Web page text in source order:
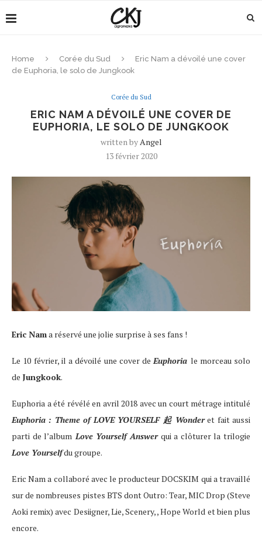
Home Corée du Sud
Eric Nam a dévoilé une cover
de Euphoria, le solo de Jungkook
Corée du Sud
ERIC NAM A DÉVOILÉ UNE COVER DE
EUPHORIA, LE SOLO DE JUNGKOOK
written byAngel
13 février 2020
Eric Nama réservé une jolie surprise à ses fans !
Le 10 février, il a dévoilé une cover de Euphoria le morceau solo
de Jungkook.
Euphoria a été révélé en avril 2018 avec un court métrage intitulé
Euphoria : Theme of LOVE YOURSELF 起 Wonderet fait aussi
parti de l’album Love Yourself Answer qui a clôturer la trilogie
Love Yourselfdu groupe.
Eric Nam a collaboré avec le producteur DOCSKIM qui a travaillé
sur de nombreuses pistes BTS dont Outro: Tear, MIC Drop (Steve
Aoki remix) avec Desiigner, Lie, Scenery, , Hope World et bien plus
encore.